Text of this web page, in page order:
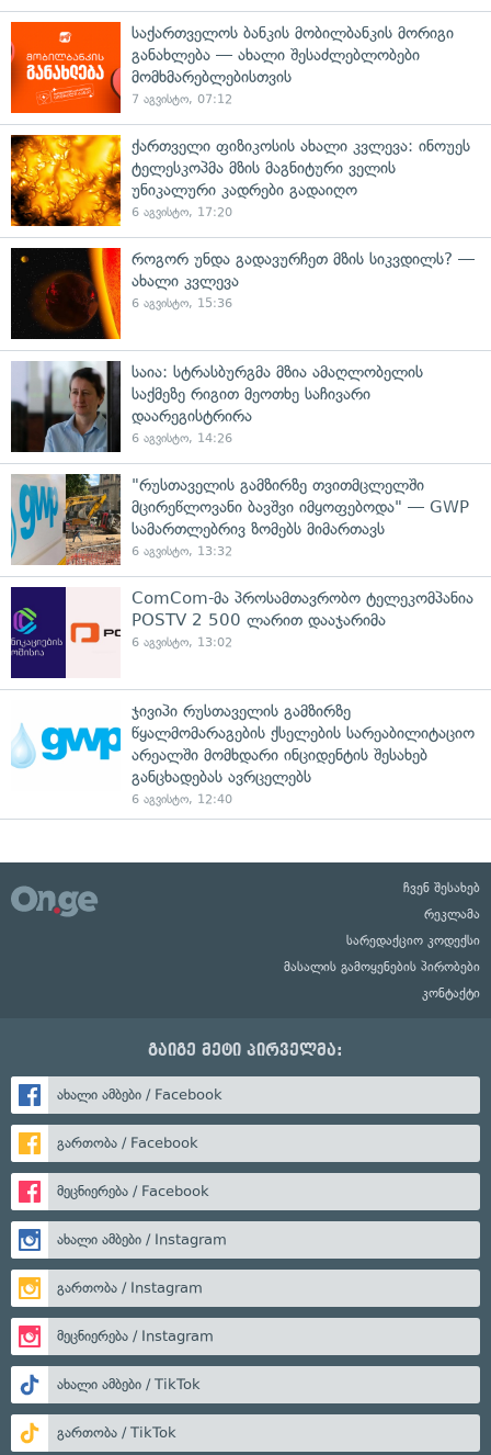
საქართველოს ბანკის მობილბანკის მორიგი
განახლება — ახალი შესაძლებლობები
მომხმარებლებისთვის
7 აგვისტო, 07:12
ქართველი ფიზიკოსის ახალი კვლევა: ინოუეს
ტელესკოპმა მზის მაგნიტური ველის
უნიკალური კადრები გადაიღო
6 აგვისტო, 17:20
როგორ უნდა გადავურჩეთ მზის სიკვდილს? —
ახალი კვლევა
6 აგვისტო, 15:36
საია: სტრასბურგმა მზია ამაღლობელის
საქმეზე რიგით მეოთხე საჩივარი
დაარეგისტრირა
6 აგვისტო, 14:26
"რუსთაველის გამზირზე თვითმცლელში
მცირეწლოვანი ბავშვი იმყოფებოდა" — GWP
სამართლებრივ ზომებს მიმართავს
6 აგვისტო, 13:32
ComCom-მა პროსამთავრობო ტელეკომპანია
POSTV 2 500 ლარით დააჯარიმა
6 აგვისტო, 13:02
ჯივიპი რუსთაველის გამზირზე
წყალმომარაგების ქსელების სარეაბილიტაციო
არეალში მომხდარი ინციდენტის შესახებ
განცხადებას ავრცელებს
6 აგვისტო, 12:40
ჩვენ შესახებ
რეკლამა
სარედაქციო კოდექსი
მასალის გამოყენების პირობები
კონტაქტი
გაიგე მეტი პირველმა:
ახალი ამბები / Facebook
გართობა / Facebook
მეცნიერება / Facebook
ახალი ამბები / Instagram
გართობა / Instagram
მეცნიერება / Instagram
ახალი ამბები / TikTok
გართობა / TikTok